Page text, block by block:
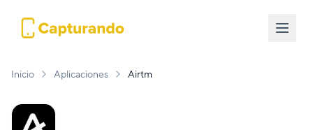
Inicio Aplicaciones Airtm